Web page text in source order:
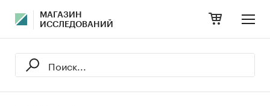
МАГАЗИН
ИССЛЕДОВАНИЙ